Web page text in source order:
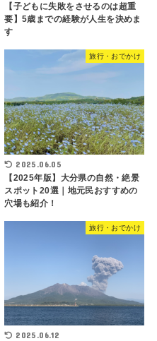
【子どもに失敗をさせるのは超重
要】5歳までの経験が人生を決めま
す
旅行・おでかけ
2025.06.05
【2025年版】大分県の自然・絶景
スポット20選｜地元民おすすめの
穴場も紹介！
旅行・おでかけ
2025.06.12